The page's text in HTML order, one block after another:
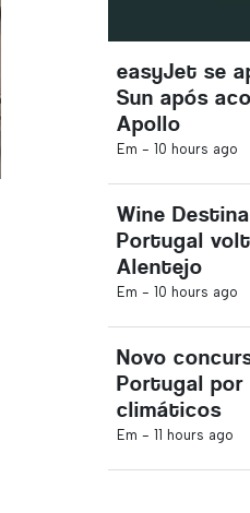
easyJet se
Sun após
Apollo
Em - 10 hours ago
Wine
Portugal
Alentejo
Em - 10 hours ago
Novo
Portugal por
climáticos
Em - 11 hours ago